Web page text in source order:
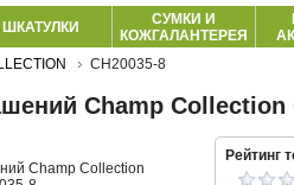
ШКАТУЛКИ
СУМКИ И
КОЖГАЛАНТЕРЕЯ
CH20035-8
Champ Collection
Рейтинг